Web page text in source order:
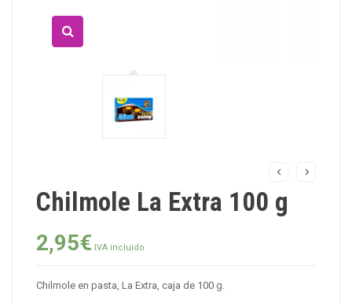
Chilmole La Extra 100 g
2,95€ IVA incluido
Chilmole en pasta, La Extra, caja de 100 g.